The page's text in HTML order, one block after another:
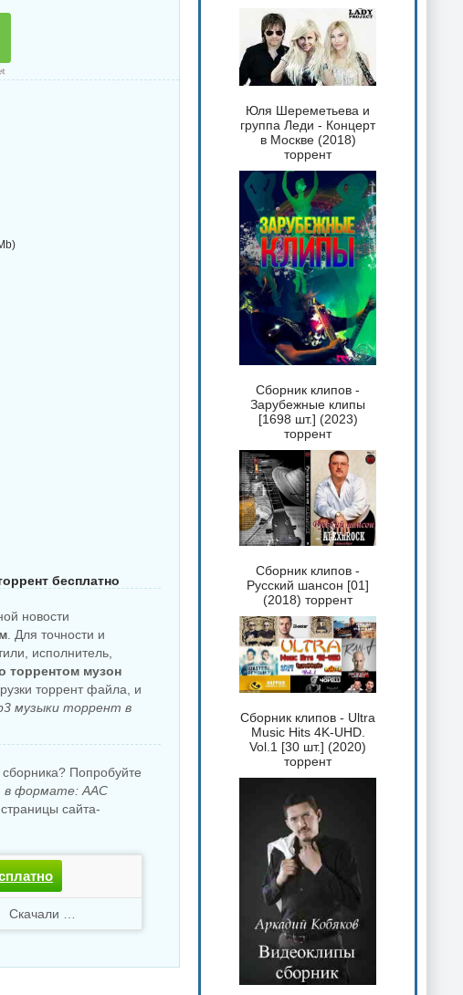
бесплатно
новости
. Для точности и
исполнитель,
торрентом музон
торрент файла, и
музыки торрент в
Попробуйте
в формате: AAC
сайта-
Юля Шереметьева и
группа Леди - Концерт
в Москве (2018)
торрент
Сборник клипов -
Зарубежные клипы
[1698 шт.] (2023)
торрент
Сборник клипов -
Русский шансон [01]
(2018) торрент
Сборник клипов - Ultra
Music Hits 4K-UHD.
Vol.1 [30 шт.] (2020)
торрент